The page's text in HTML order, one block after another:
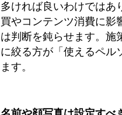
多ければ良いわけではあ
買やコンテンツ消費に影
は判断を鈍らせます。施
に絞る方が「使えるペル
ます。